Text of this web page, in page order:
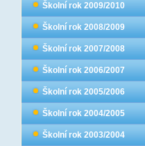
Školní rok 2009/2010
Školní rok 2008/2009
Školní rok 2007/2008
Školní rok 2006/2007
Školní rok 2005/2006
Školní rok 2004/2005
Školní rok 2003/2004